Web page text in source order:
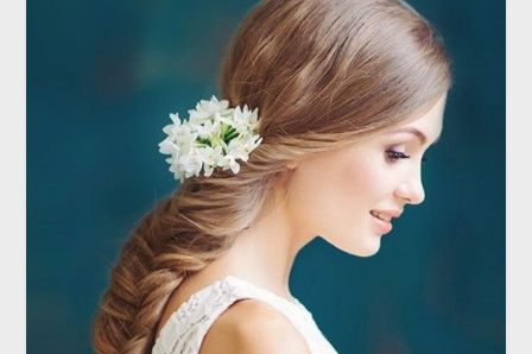
РЕПЕТИЦИЯ
Свадебная прическа: косы